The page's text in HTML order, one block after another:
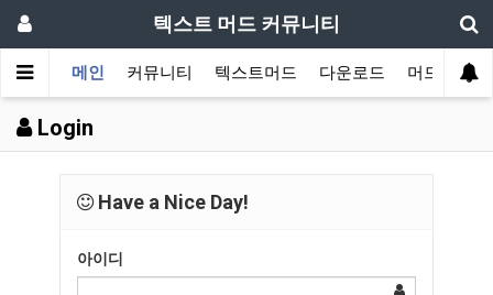
텍스트 머드 커뮤니티
메인 커뮤니티 텍스트머드 다운로드 머드 잡담
Login
Have a Nice Day!
아이디